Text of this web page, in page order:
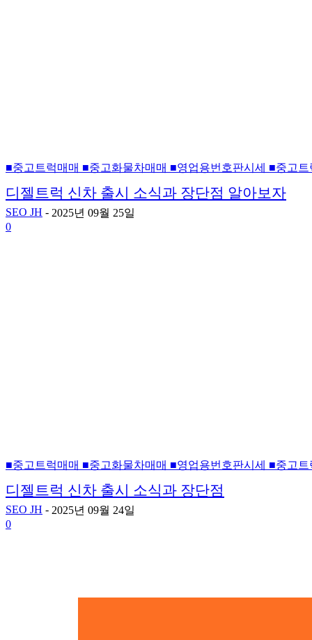
■중고트럭매매 ■중고화물차매매 ■영업용번호판시세 ■중고
디젤트럭 신차 출시 소식과 장단점 알아보자
SEO JH - 2025년 09월 25일
0
■중고트럭매매 ■중고화물차매매 ■영업용번호판시세 ■중고
디젤트럭 신차 출시 소식과 장단점
SEO JH - 2025년 09월 24일
0